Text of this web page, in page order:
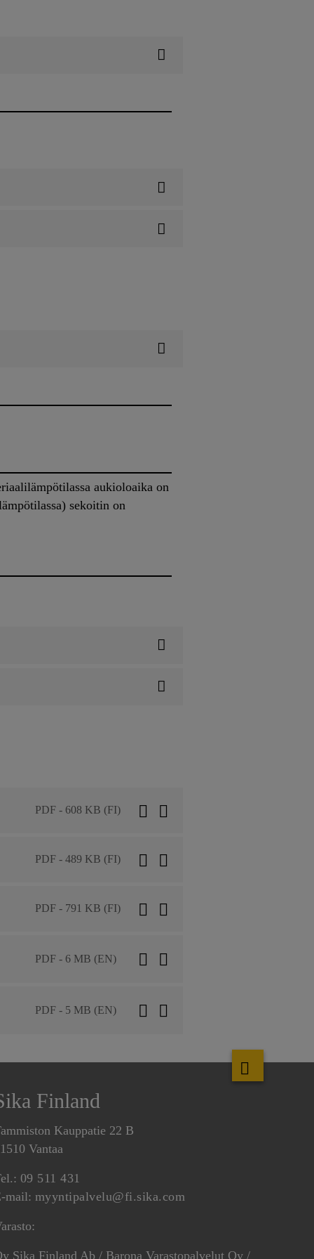
aukioloaika on
sekoitin on
PDF - 608 KB (FI)
PDF - 489 KB (FI)
PDF - 791 KB (FI)
PDF - 6 MB (EN)
PDF - 5 MB (EN)
Finland
Kauppatie 22 B
Vantaa
09 511 431
mail: myyntipalvelu@fi.sika.com
Sika Finland Ab / Barona Varastopalvelut Oy /